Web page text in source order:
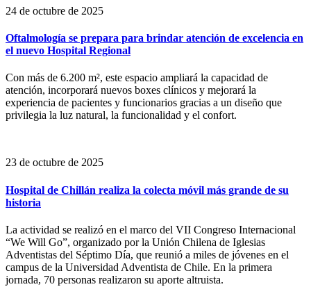
24 de octubre de 2025
Oftalmología se prepara para brindar atención de excelencia en
el nuevo Hospital Regional
Con más de 6.200 m², este espacio ampliará la capacidad de
atención, incorporará nuevos boxes clínicos y mejorará la
experiencia de pacientes y funcionarios gracias a un diseño que
privilegia la luz natural, la funcionalidad y el confort.
23 de octubre de 2025
Hospital de Chillán realiza la colecta móvil más grande de su
historia
La actividad se realizó en el marco del VII Congreso Internacional
“We Will Go”, organizado por la Unión Chilena de Iglesias
Adventistas del Séptimo Día, que reunió a miles de jóvenes en el
campus de la Universidad Adventista de Chile. En la primera
jornada, 70 personas realizaron su aporte altruista.